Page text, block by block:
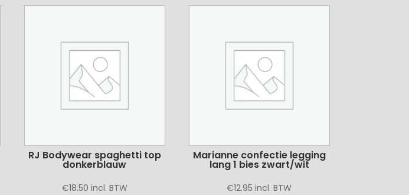
RJ Bodywear spaghetti top
donkerblauw
€18.50 incl. BTW
Marianne confectie legging
lang 1 bies zwart/wit
€12.95 incl. BTW